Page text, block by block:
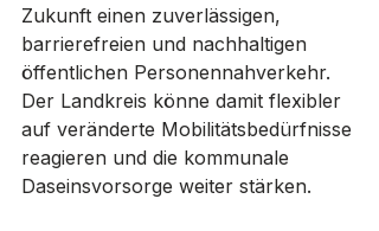
Zukunft einen zuverlässigen,
barrierefreien und nachhaltigen
öffentlichen Personennahverkehr.
Der Landkreis könne damit flexibler
auf veränderte Mobilitätsbedürfnisse
reagieren und die kommunale
Daseinsvorsorge weiter stärken.